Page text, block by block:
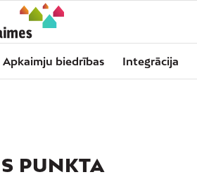
Apkaimju biedrības Integrācija
PUNKTA